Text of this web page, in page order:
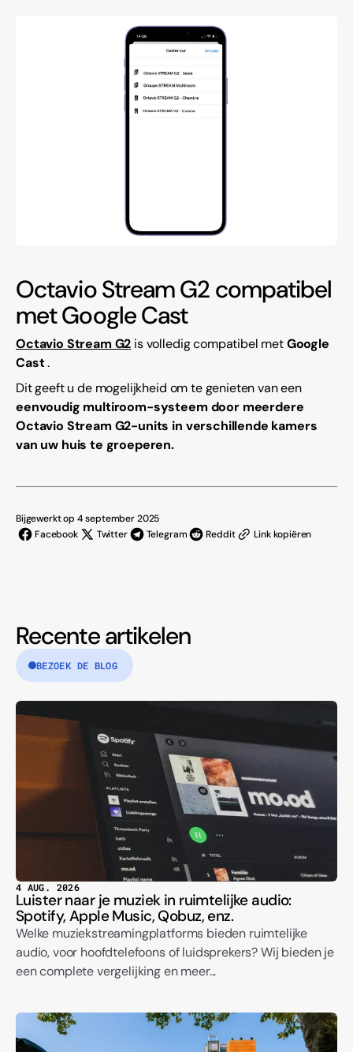
Octavio Stream G2 compatibel
met Google Cast
Octavio Stream G2 is volledig compatibel metGoogle
Cast.
Dit geeft u de mogelijkheid om te genieten van een
eenvoudig multiroom-systeem door meerdere
Octavio Stream G2-units in verschillende kamers
van uw huis te groeperen.
Bijgewerkt op 4 september 2025
Facebook
Twitter Telegram Reddit Link kopiëren
Recente artikelen
BEZOEK DE BLOG
4 AUG. 2026
Luister naar je muziek in ruimtelijke audio:
Spotify, Apple Music, Qobuz, enz.
Welke muziekstreamingplatforms bieden ruimtelijke
audio, voor hoofdtelefoons of luidsprekers? Wij bieden je
een complete vergelijking en meer...